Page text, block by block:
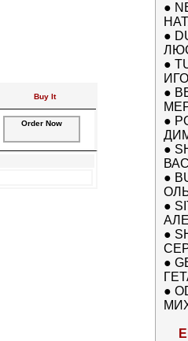
Buy It
Order Now
●
●
●
●
●
●
●
●
●
●
●